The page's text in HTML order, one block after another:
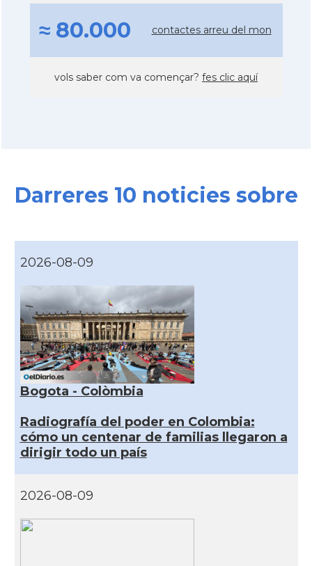
≈ 80.000 contactes arreu del mon
vols saber com va començar? fes clic aquí
Darreres 10 noticies sobre
2026-08-09
Bogota - Colòmbia
Radiografía del poder en Colombia:
cómo un centenar de familias llegaron a
dirigir todo un país
2026-08-09